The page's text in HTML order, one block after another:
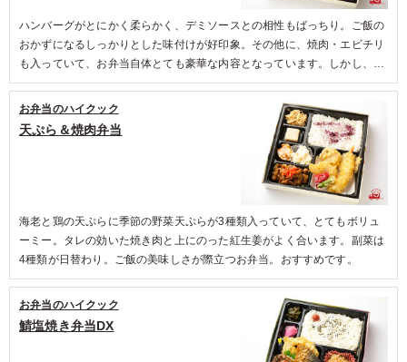
ハンバーグがとにかく柔らかく、デミソースとの相性もばっちり。ご飯の
おかずになるしっかりとした味付けが好印象。その他に、焼肉・エビチリ
も入っていて、お弁当自体とても豪華な内容となっています。しかし、特
筆するべきは副菜の切干大根。食感がよく手作り感がとても伝わってき
て、ほっこりした気持ちになりました。
天ぷら＆焼肉弁当
お弁当のハイクック
海老と鶏の天ぷらに季節の野菜天ぷらが3種類入っていて、とてもボリュ
ーミー。タレの効いた焼き肉と上にのった紅生姜がよく合います。副菜は
4種類が日替わり。ご飯の美味しさが際立つお弁当。おすすめです。
鯖塩焼き弁当DX
お弁当のハイクック